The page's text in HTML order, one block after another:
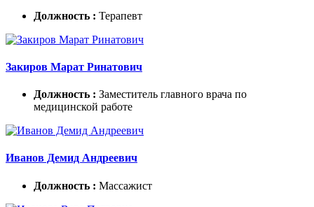
Должность : Терапевт
Закиров Марат Ринатович
Должность : Заместитель главного врача по
медицинской работе
Иванов Демид Андреевич
Должность : Массажист